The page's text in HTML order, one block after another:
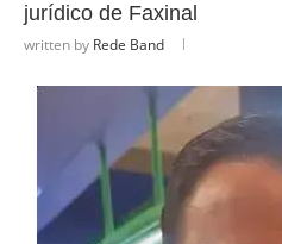
jurídico de Faxinal
written by Rede Band